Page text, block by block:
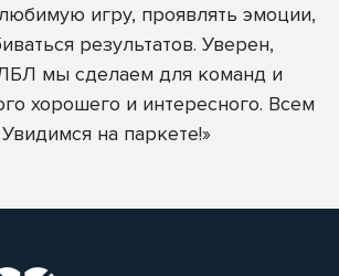
игру, проявлять эмоции,
результатов. Уверен,
мы сделаем для команд и
хорошего и интересного. Всем
на паркете!»